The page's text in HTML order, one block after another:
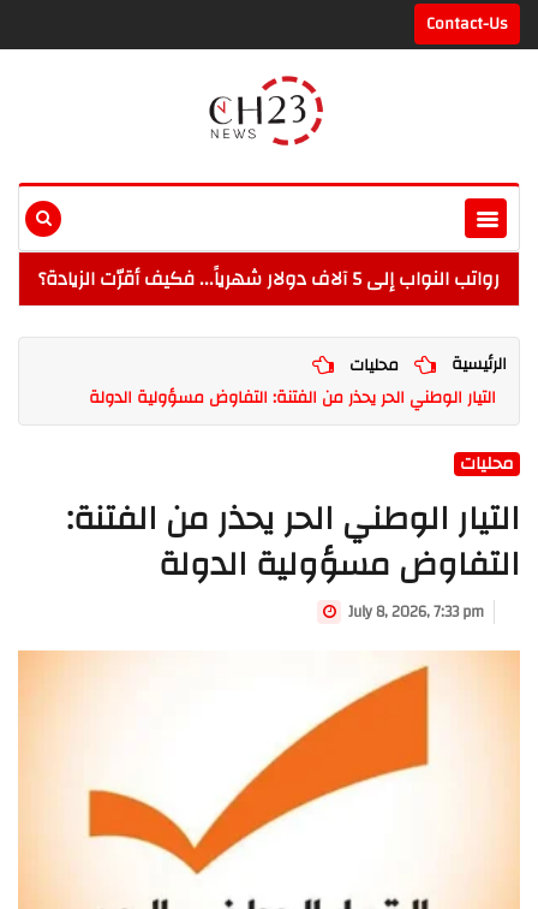
Contact-Us
رواتب النواب إلى 5 آلاف دولار شهرياً... فكيف أقرّت الزيادة؟
الرئيسية
محليات
التيار الوطني الحر يحذر من الفتنة: التفاوض مسؤولية الدولة
محليات
التيار الوطني الحر يحذر من الفتنة:
التفاوض مسؤولية الدولة
July 8, 2026, 7:33 pm